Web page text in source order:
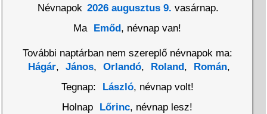
Névnapok 2026 augusztus 9. vasárnap.
Ma
Emőd, névnap van!
További naptárban nem szereplő névnapok ma:
Hágár, János, Orlandó, Roland, Román,
Tegnap:
László, névnap volt!
Holnap
Lőrinc, névnap lesz!